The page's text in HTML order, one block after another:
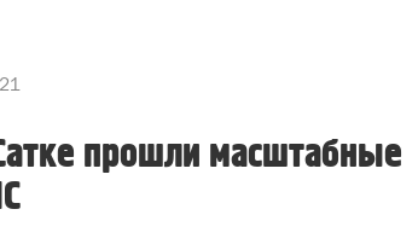
прошли масштабные